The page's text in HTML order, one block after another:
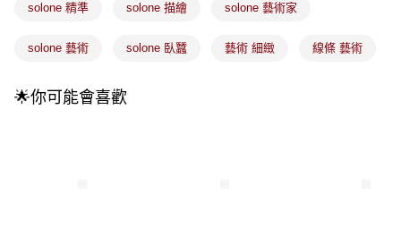
【繳款方式說明】
醒簡訊。
付款後全家取貨
每筆NT$100，滿NT$899(含以上)免運費
solone 精準 solone 描繪 solone 藝術家
solone 藝術 solone 臥蠶 藝術 細緻 線條 藝術
🌟你可能會喜歡